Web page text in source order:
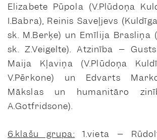
Elizabete Pūpola (V.Plūdoņa
I.Babra), Reinis Saveļjevs
sk. M.Berķe) un Emīlija Brasliņa
sk. Z.Veigelte). Atzinība –
Maija Kļaviņa (V.Plūdoņa
V.Pērkone) un Edvarts
Mākslas un humanitāro
A.Gotfridsone).
6.klašu grupa: 1.vieta –